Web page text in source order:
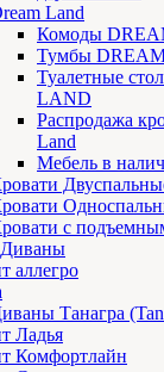
Land
Комоды
Тумбы
Туалетные
LAND
Распродажа
Land
Мебель в
с
аллегро
Танагра
Ладья
Комфортлайн